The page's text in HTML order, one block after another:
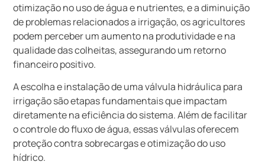
otimização no uso de água e nutrientes, e a diminuição
de problemas relacionados a irrigação, os agricultores
podem perceber um aumento na produtividade e na
qualidade das colheitas, assegurando um retorno
financeiro positivo.
A escolha e instalação de uma válvula hidráulica para
irrigação são etapas fundamentais que impactam
diretamente na eficiência do sistema. Além de facilitar
o controle do fluxo de água, essas válvulas oferecem
proteção contra sobrecargas e otimização do uso
hídrico.